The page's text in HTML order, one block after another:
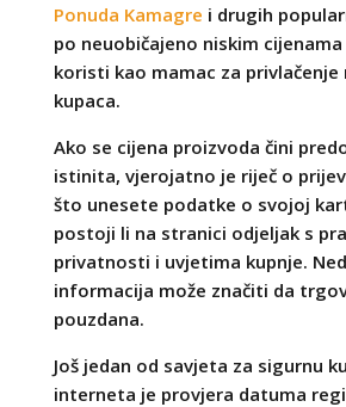
Ponuda Kamagre i drugih
po neuobičajeno niskim
koristi kao mamac za privlačenje
kupaca.
Ako se cijena proizvoda čini
istinita, vjerojatno je riječ o
što unesete podatke o svojoj
postoji li na stranici odjeljak s
privatnosti i uvjetima kupnje.
informacija može značiti da
pouzdana.
Još jedan od savjeta za sigurnu
interneta je provjera datuma